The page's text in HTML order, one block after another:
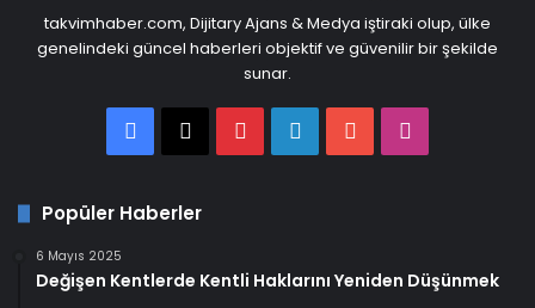
takvimhaber.com, Dijitary Ajans & Medya iştiraki olup, ülke
genelindeki güncel haberleri objektif ve güvenilir bir şekilde
sunar.
Facebook
X PinterestLinkedInYouTube
Popüler Haberler
6 Mayıs 2025
Değişen Kentlerde Kentli Haklarını Yeniden Düşünmek